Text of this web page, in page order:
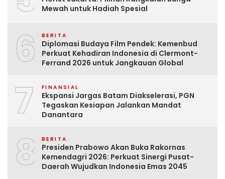
Mewah untuk Hadiah Spesial
6 BERITA
Diplomasi Budaya Film Pendek: Kemenbud
Perkuat Kehadiran Indonesia di Clermont-
Ferrand 2026 untuk Jangkauan Global
7 FINANSIAL
Ekspansi Jargas Batam Diakselerasi, PGN
Tegaskan Kesiapan Jalankan Mandat
Danantara
8 BERITA
Presiden Prabowo Akan Buka Rakornas
Kemendagri 2026: Perkuat Sinergi Pusat-
Daerah Wujudkan Indonesia Emas 2045